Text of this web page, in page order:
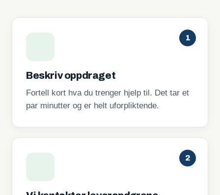
1
Beskriv oppdraget
Fortell kort hva du trenger hjelp til. Det tar et
par minutter og er helt uforpliktende.
2